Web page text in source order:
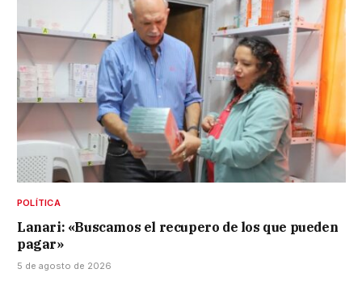
POLÍTICA
Lanari: «Buscamos el recupero de los que pueden
pagar»
5 de agosto de 2026